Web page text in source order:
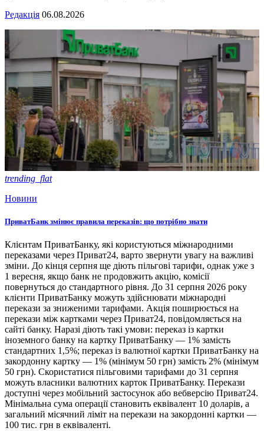
Редакція 06.08.2026
trending_flat
Новини
ПриватБанк змінює правила переказів: що потрібно знати
Клієнтам ПриватБанку, які користуються міжнародними
переказами через Приват24, варто звернути увагу на важливі
зміни. До кінця серпня ще діють пільгові тарифи, однак уже з
1 вересня, якщо банк не продовжить акцію, комісії
повернуться до стандартного рівня. До 31 серпня 2026 року
клієнти ПриватБанку можуть здійснювати міжнародні
перекази за зниженими тарифами. Акція поширюється на
перекази між картками через Приват24, повідомляється на
сайті банку. Наразі діють такі умови: переказ із картки
іноземного банку на картку ПриватБанку — 1% замість
стандартних 1,5%; переказ із валютної картки ПриватБанку на
закордонну картку — 1% (мінімум 50 грн) замість 2% (мінімум
50 грн). Скористатися пільговими тарифами до 31 серпня
можуть власники валютних карток ПриватБанку. Перекази
доступні через мобільний застосунок або вебверсію Приват24.
Мінімальна сума операції становить еквівалент 10 доларів, а
загальний місячний ліміт на перекази на закордонні картки —
100 тис. грн в еквіваленті.